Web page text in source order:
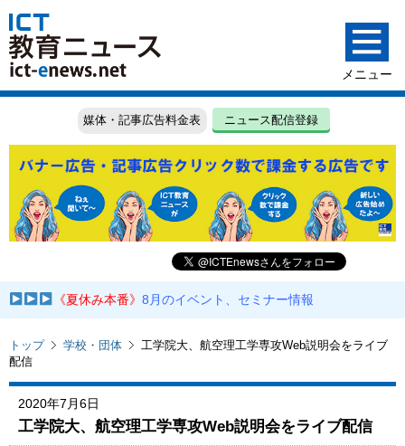
媒体・記事広告料金表 ニュース配信登録
《夏休み本番》8月のイベント、セミナー情報
トップ 学校・団体
工学院大、航空理工学専攻Web説明会をライブ
配信
2020年7月6日
工学院大、航空理工学専攻Web説明会をライブ配信